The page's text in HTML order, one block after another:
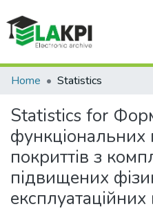
Communities & Collections
All of DSpace
Home Statistics
Statistics for
функціональних
покриттів з
підвищених